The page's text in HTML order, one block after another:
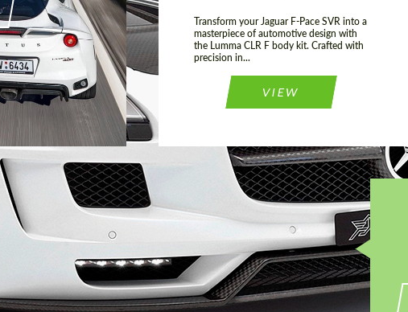
Transform your Jaguar F-Pace SVR into a
masterpiece of automotive design with
the Lumma CLR F body kit. Crafted with
precision in...
VIEW